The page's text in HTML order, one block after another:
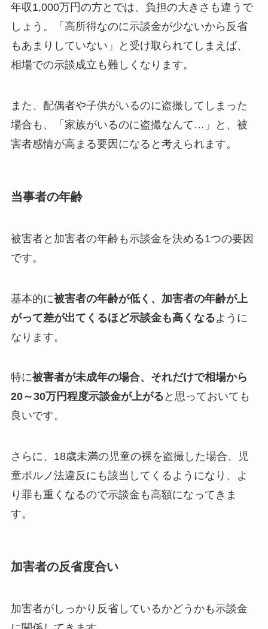
年収1,000万円の方とでは、負担の大きさも違うで
しょう。「高所得なのに示談金が少ないから反省
もあまりしていない」と受け取られてしまえば、
相場での示談成立も難しくなります。
また、配偶者や子供がいるのに盗撮してしまった
場合も、「家族がいるのに盗撮なんて…」と、被
害者感情が高まる要因になると考えられます。
当事者の年齢
被害者と加害者の年齢も示談金を決める1つの要因
です。
基本的に被害者の年齢が低く、加害者の年齢が上
がって差が出てくるほど示談金も高くなるように
なります。
特に被害者が未成年の場合、それだけで相場から
20～30万円程度示談金が上がる と思っておいても
良いです。
さらに、18歳未満の児童の裸を盗撮した場合、児
童ポルノ法違反にも該当してくるようになり、よ
り罪も重くなるので示談金も高額になってきま
す。
加害者の反省度合い
加害者がしっかり反省しているかどうかも示談金